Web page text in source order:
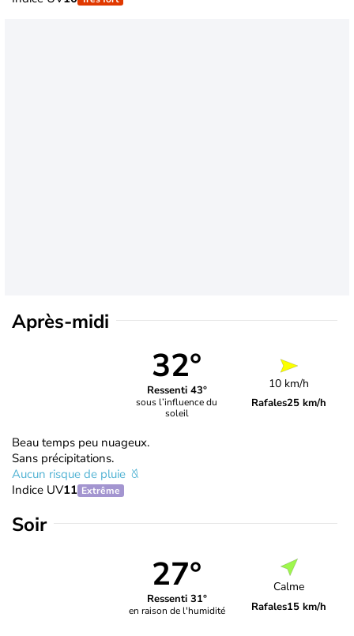
Après-midi
32°
Ressenti 43°
sous l’influence du
soleil
10 km/h
Rafales25 km/h
Beau temps peu nuageux.
Sans précipitations.
Aucun risque de pluie
Indice UV11 Extrême
Soir
27°
Ressenti 31°
en raison de l'humidité
Calme
Rafales15 km/h